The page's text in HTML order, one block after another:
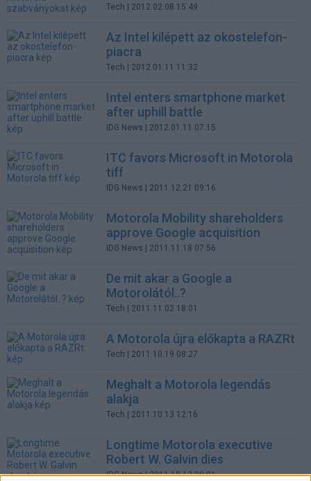
Tech | 2012.02.08 15:49
Az Intel kilépett az okostelefon-
piacra
Tech | 2012.01.11 11:32
Intel enters smartphone market
after uphill battle
IDG News | 2012.01.11 07:15
ITC favors Microsoft in Motorola
tiff
IDG News | 2011.12.21 09:16
Motorola Mobility shareholders
approve Google acquisition
IDG News | 2011.11.18 07:56
De mit akar a Google a
Motorolától..?
Tech | 2011.11.02 18:01
A Motorola újra előkapta a RAZRt
Tech | 2011.10.19 08:27
Meghalt a Motorola legendás
alakja
Tech | 2011.10.13 12:16
Longtime Motorola executive
Robert W. Galvin dies
IDG News| 2011.10.13 09:01